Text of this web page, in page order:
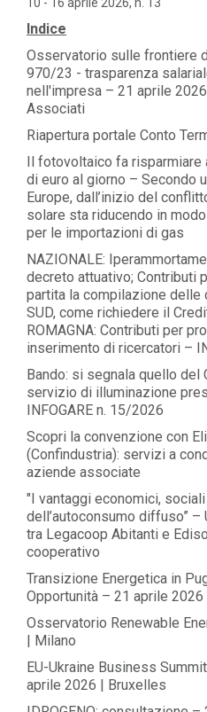
Indice
Osservatorio sulle frontiere
970/23 - trasparenza
nell'impresa – 21 aprile
Associati
Riapertura portale Conto
Il fotovoltaico fa risparmiare
di euro al giorno – Secondo
Europe, dall’inizio del
solare sta riducendo in
per le importazioni di gas
NAZIONALE:
decreto attuativo; Contributi
partita la compilazione delle
SUD, come richiedere il
ROMAGNA: Contributi per
inserimento di ricercatori –
Bando: si segnala quello del
servizio di illuminazione
INFOGARE n. 15/2026
Scopri la convenzione con
(Confindustria): servizi a
aziende associate
"I vantaggi economici,
dell’autoconsumo diffuso” –
tra Legacoop Abitanti e
cooperativo
Transizione Energetica in
Opportunità – 21 aprile 2026
Osservatorio Renewable
| Milano
EU-Ukraine Business
aprile 2026 | Bruxelles